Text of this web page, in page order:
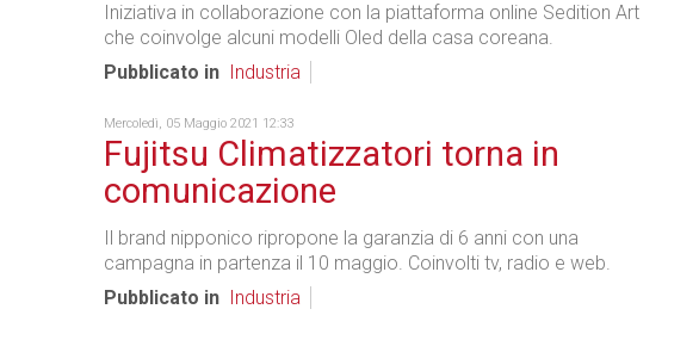
Iniziativa in collaborazione con la piattaforma online Sedition Art
che coinvolge alcuni modelli Oled della casa coreana.
Pubblicato in
Industria
Mercoledì, 05 Maggio 2021 12:33
Fujitsu Climatizzatori torna in
comunicazione
Il brand nipponico ripropone la garanzia di 6 anni con una
campagna in partenza il 10 maggio. Coinvolti tv, radio e web.
Pubblicato in
Industria